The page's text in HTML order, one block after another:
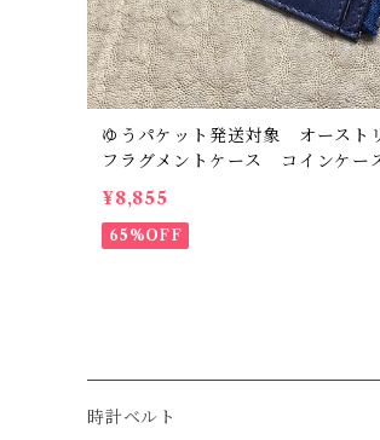
ゆうパケット発送対象 オース
フラグメントケース コインケ
小銭入れ 日本製 サンプル品
¥8,855
65%OFF
時計ベルト